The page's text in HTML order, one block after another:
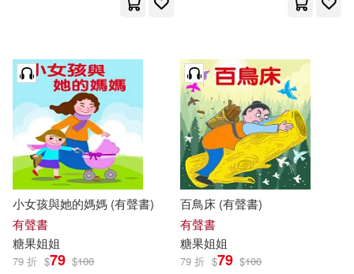
小女孩與她的媽媽 (有聲書)
有聲書
糖果姐姐
79 折 $79 $100
百鳥床 (有聲書)
有聲書
糖果姐姐
79 折 $79 $100